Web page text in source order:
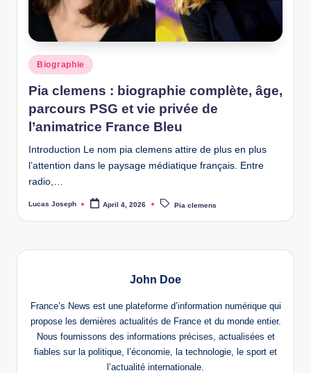
Posted
in
Biographie
Pia clemens : biographie complète, âge,
parcours PSG et vie privée de
l’animatrice France Bleu
Introduction Le nom pia clemens attire de plus en plus
l’attention dans le paysage médiatique français. Entre
radio,…
Posted
Lucas Joseph April 4, 2026
Tags: Pia clemens
John Doe
France’s News est une plateforme d’information numérique qui
propose les dernières actualités de France et du monde entier.
Nous fournissons des informations précises, actualisées et
fiables sur la politique, l’économie, la technologie, le sport et
l’actualité internationale.